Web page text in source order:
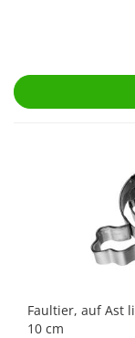
Faultier, auf Ast
10 cm